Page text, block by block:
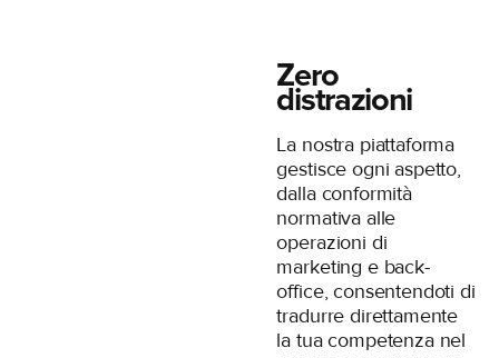
Zero
distrazioni
La nostra piattaforma
gestisce ogni aspetto,
dalla conformità
normativa alle
operazioni di
marketing e back-
office, consentendoti di
tradurre direttamente
la tua competenza nel